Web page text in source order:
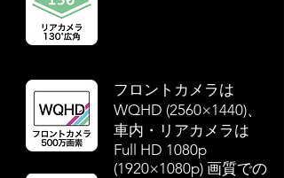
フロントカメラは
WQHD (2560×1440)、
車内・リアカメラは
Full HD 1080p
(1920×1080p) 画質での